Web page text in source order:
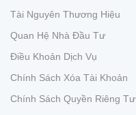
Tài Nguyên Thương Hiệu
Quan Hệ Nhà Đầu Tư
Điều Khoản Dịch Vụ
Chính Sách Xóa Tài Khoản
Chính Sách Quyền Riêng Tư